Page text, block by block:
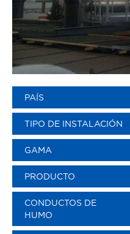
PAÍS
TIPO DE INSTALACIÓN
GAMA
PRODUCTO
CONDUCTOS DE
HUMO